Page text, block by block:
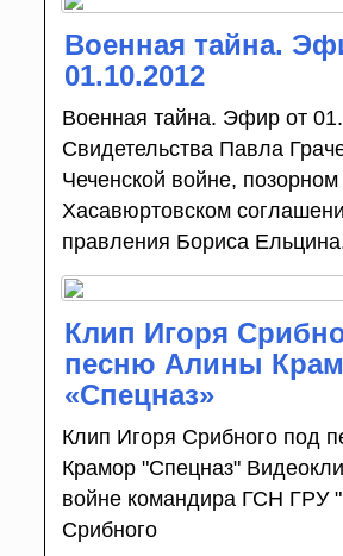
Военная тайна.
01.10.2012
Военная тайна. Эфир от
Свидетельства Павла
Чеченской войне, позорном
Хасавюртовском
правления Бориса
Клип Игоря
песню Алины
«Спецназ»
Клип Игоря Срибного под
Крамор "Спецназ"
войне командира ГСН ГРУ
Срибного